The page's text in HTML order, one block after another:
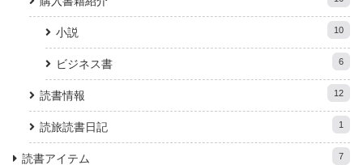
小説 10
ビジネス書 6
読書情報 12
読旅読書日記 1
読書アイテム 7